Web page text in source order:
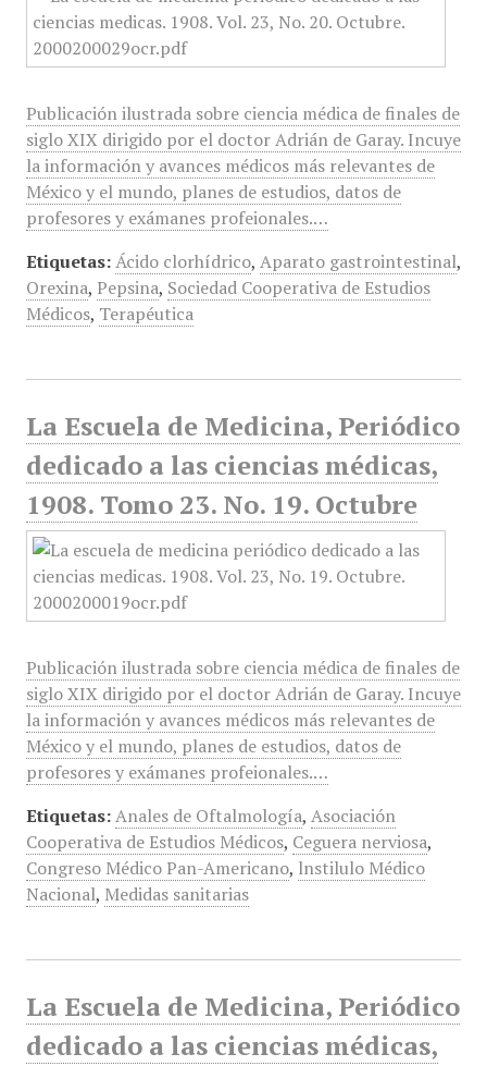
Publicación ilustrada sobre ciencia médica de finales de
siglo XIX dirigido por el doctor Adrián de Garay. Incuye
la información y avances médicos más relevantes de
México y el mundo, planes de estudios, datos de
profesores y exámanes profeionales.…
Etiquetas: Ácido clorhídrico, Aparato gastrointestinal,
Orexina, Pepsina, Sociedad Cooperativa de Estudios
Médicos, Terapéutica
La Escuela de Medicina, Periódico
dedicado a las ciencias médicas,
1908. Tomo 23. No. 19. Octubre
Publicación ilustrada sobre ciencia médica de finales de
siglo XIX dirigido por el doctor Adrián de Garay. Incuye
la información y avances médicos más relevantes de
México y el mundo, planes de estudios, datos de
profesores y exámanes profeionales.…
Etiquetas: Anales de Oftalmología, Asociación
Cooperativa de Estudios Médicos, Ceguera nerviosa,
Congreso Médico Pan-Americano, lnstilulo Médico
Nacional, Medidas sanitarias
La Escuela de Medicina, Periódico
dedicado a las ciencias médicas,